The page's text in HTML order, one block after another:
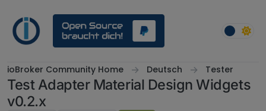
ioBroker Community Home Deutsch Tester
Test Adapter Material Design Widgets
v0.2.x